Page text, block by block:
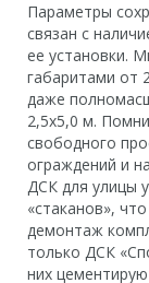
Параметры
связан с
ее установки.
габаритами от
даже
2,5х5,0 м.
свободного
ограждений и
ДСК для улицы
«стаканов»,
демонтаж
только ДСК
них